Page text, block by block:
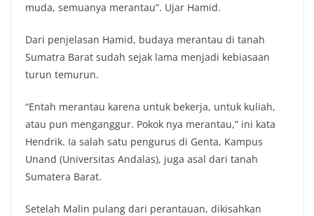
muda, semuanya merantau”. Ujar Hamid.
Dari penjelasan Hamid, budaya merantau di tanah
Sumatra Barat sudah sejak lama menjadi kebiasaan
turun temurun.
“Entah merantau karena untuk bekerja, untuk kuliah,
atau pun menganggur. Pokok nya merantau,” ini kata
Hendrik. Ia salah satu pengurus di Genta, Kampus
Unand (Universitas Andalas), juga asal dari tanah
Sumatera Barat.
Setelah Malin pulang dari perantauan, dikisahkan